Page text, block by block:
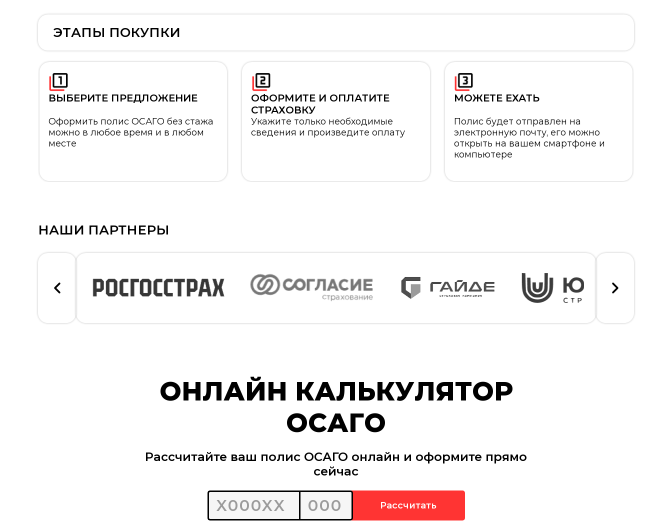
ЭТАПЫ ПОКУПКИ
ВЫБЕРИТЕ ПРЕДЛОЖЕНИЕ
Оформить полис ОСАГО без стажа
можно в любое время и в любом
месте
ОФОРМИТЕ И ОПЛАТИТЕ
СТРАХОВКУ
Укажите только необходимые
сведения и произведите оплату
МОЖЕТЕ ЕХАТЬ
Полис будет отправлен на
электронную почту, его можно
открыть на вашем смартфоне и
компьютере
НАШИ ПАРТНЕРЫ